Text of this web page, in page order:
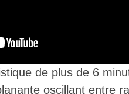
de plus de 6
oscillant entre